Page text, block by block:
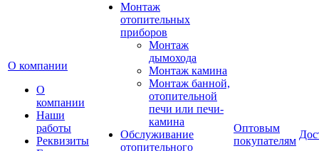
О компании
О
компании
Наши
работы
Реквизиты
Монтаж
отопительных
приборов
Монтаж
дымохода
Монтаж камина
Монтаж банной,
отопительной
печи или печи-
камина
Обслуживание
отопительного
Оптовым
покупателям